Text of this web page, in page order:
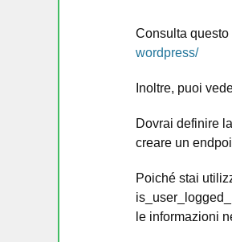
Consulta
wordpress/
Inoltre, puoi
Dovrai definire
creare un
Poiché stai
le informazioni